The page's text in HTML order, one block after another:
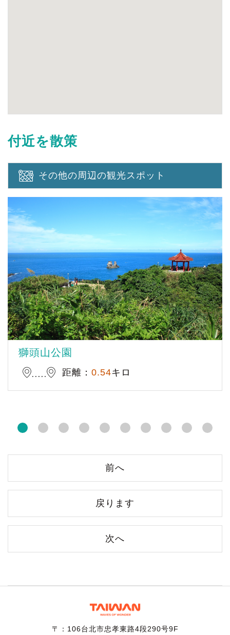
付近を散策
その他の周辺の観光スポット
獅頭山公園
距離： 0.54キロ
前へ
戻ります
次へ
〒：106台北市忠孝東路4段290号9F